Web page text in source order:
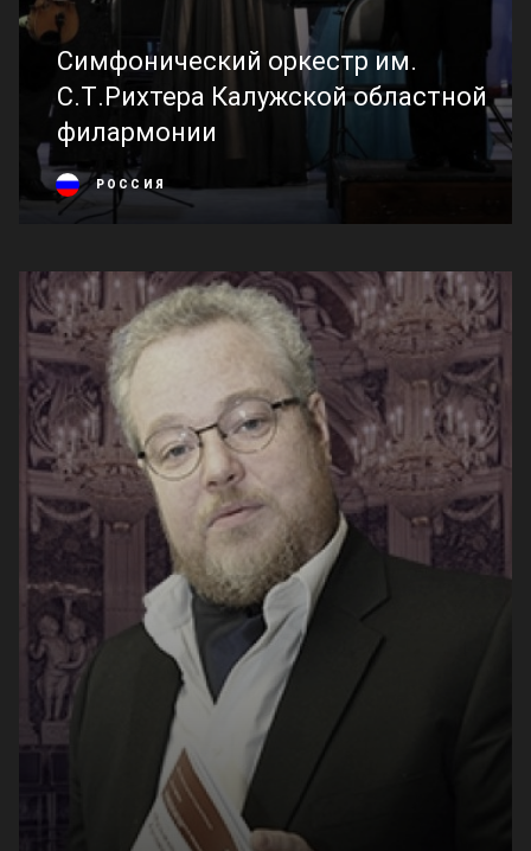
Симфонический оркестр им.
С.Т.Рихтера Калужской областной
филармонии
РОССИЯ